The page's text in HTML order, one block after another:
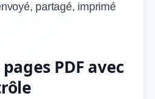
partagé, imprimé
PDF avec